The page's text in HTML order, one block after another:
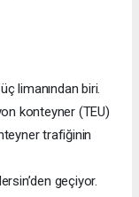
limanından biri.
konteyner (TEU)
trafiğinin
geçiyor.